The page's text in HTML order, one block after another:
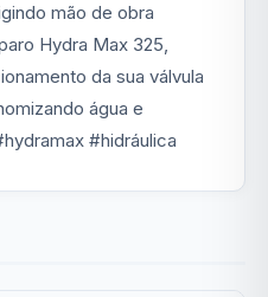
mão de obra
Hydra Max 325,
da sua válvula
água e
#hidráulica